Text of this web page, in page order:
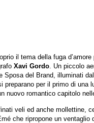
il tema della fuga
Xavi Gordo. Un piccolo
del Brand, illuminati
per il primo di una
nuovo romantico capitolo
veli ed anche mollettine,
che ripropone un